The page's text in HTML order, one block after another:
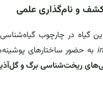
و نام‌گذاری علمی
گیاه در چارچوب
به حضور ساختارهای
ریخت‌شناسی برگ و